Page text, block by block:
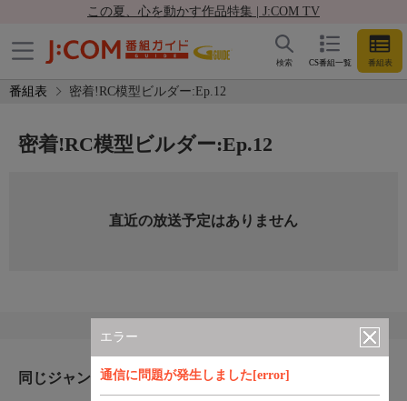
この夏、心を動かす作品特集 | J:COM TV
CS番組一覧 番組表
検索
番組表 密着!RC模型ビルダー:Ep.12
エラー
通信に問題が発生しました[error]
密着!RC模型ビルダー:Ep.12
直近の放送予定はありません
同じジャンルのおすすめ番組